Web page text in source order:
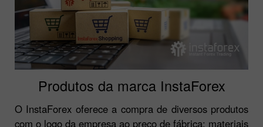
Produtos da marca InstaForex
O InstaForex oferece a compra de diversos produtos
com o logo da empresa ao preço de fábrica: materiais